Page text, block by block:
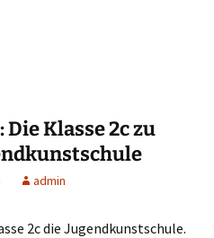
Klasse 2c zu
admin
2c die Jugendkunstschule.